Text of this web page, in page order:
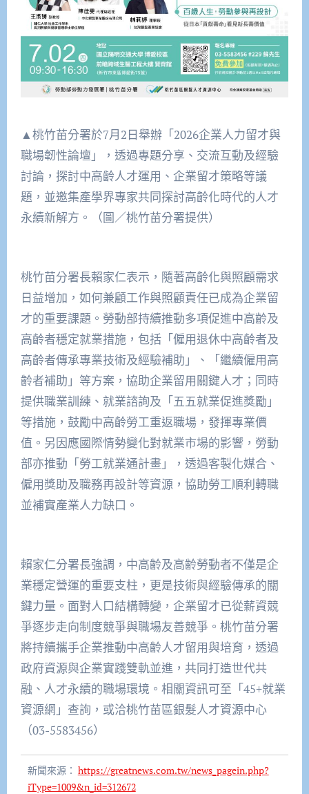
▲桃竹苗分署於7月2日舉辦「2026企業人力留才與
職場韌性論壇」，透過專題分享、交流互動及經驗
討論，探討中高齡人才運用、企業留才策略等議
題，並邀集產學界專家共同探討高齡化時代的人才
永續新解方。（圖／桃竹苗分署提供）
桃竹苗分署長賴家仁表示，隨著高齡化與照顧需求
日益增加，如何兼顧工作與照顧責任已成為企業留
才的重要課題。勞動部持續推動多項促進中高齡及
高齡者穩定就業措施，包括「僱用退休中高齡者及
高齡者傳承專業技術及經驗補助」、「繼續僱用高
齡者補助」等方案，協助企業留用關鍵人才；同時
提供職業訓練、就業諮詢及「五五就業促進獎勵」
等措施，鼓勵中高齡勞工重返職場，發揮專業價
值。另因應國際情勢變化對就業市場的影響，勞動
部亦推動「勞工就業通計畫」，透過客製化媒合、
僱用獎助及職務再設計等資源，協助勞工順利轉職
並補實產業人力缺口。
賴家仁分署長強調，中高齡及高齡勞動者不僅是企
業穩定營運的重要支柱，更是技術與經驗傳承的關
鍵力量。面對人口結構轉變，企業留才已從薪資競
爭逐步走向制度競爭與職場友善競爭。桃竹苗分署
將持續攜手企業推動中高齡人才留用與培育，透過
政府資源與企業實踐雙軌並進，共同打造世代共
融、人才永續的職場環境。相關資訊可至「45+就業
資源網」查詢，或洽桃竹苗區銀髮人才資源中心
（03-5583456）
新聞來源： https://greatnews.com.tw/news_pagein.php?
iType=1009&n_id=312672